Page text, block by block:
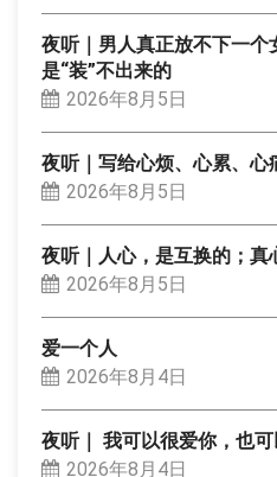
夜听｜男人真正放不下一个
是“装”不出来的
2026年8月5日
夜听｜写给心烦、心累、心
2026年8月5日
夜听｜人心，是互换的；真
2026年8月5日
爱一个人
2026年8月4日
夜听｜ 我可以很爱你，也
2026年8月4日